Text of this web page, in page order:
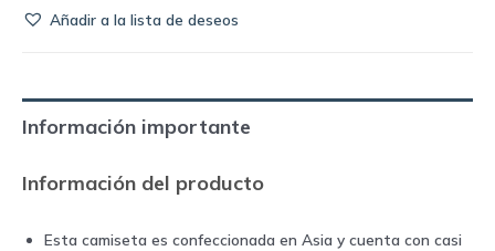
1980
Umbro
quantity
Añadir a la lista de deseos
Información importante
Información del producto
Esta camiseta es confeccionada en Asia y cuenta con casi